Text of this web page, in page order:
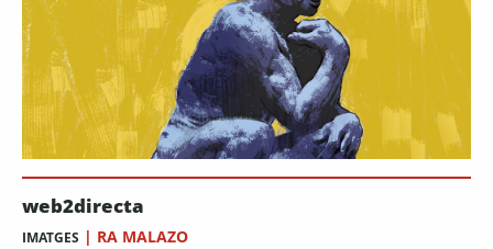
web2directa
IMATGES | RA MALAZO